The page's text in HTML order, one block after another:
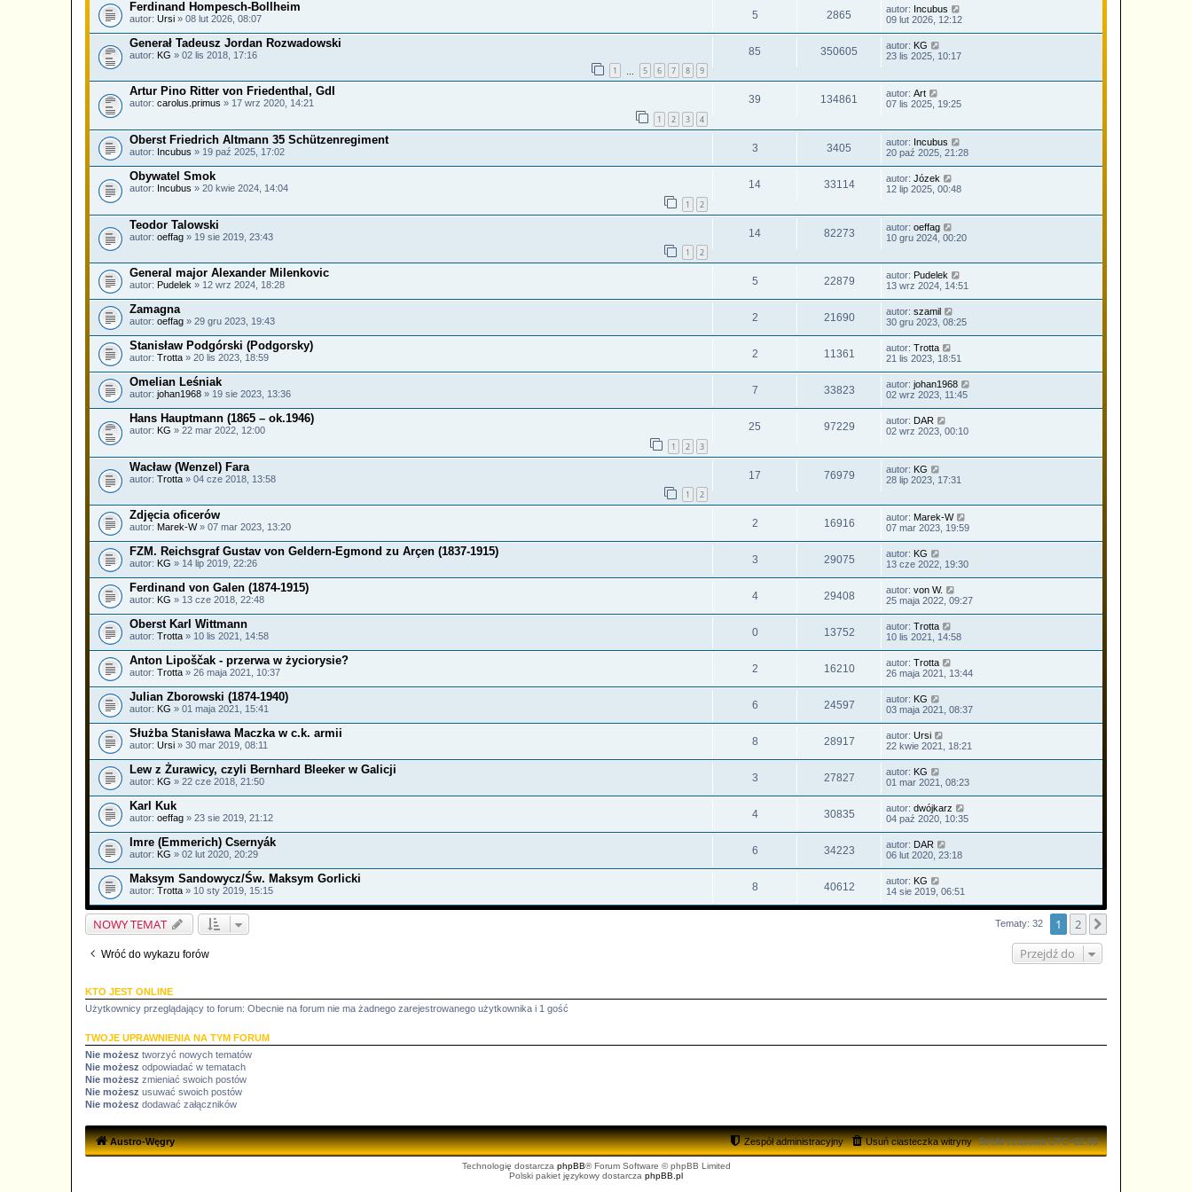
Ferdinand Hompesch-Bollheim
autor: Ursi » 08 lut 2026, 08:07 5 2865 autor: Incubus
09 lut 2026, 12:12
Generał Tadeusz Jordan Rozwadowski
autor: KG » 02 lis 2018, 17:16
1 5 6 7 8 9
85 350605 autor: KG
23 lis 2025, 10:17
Artur Pino Ritter von Friedenthal, GdI
autor: carolus.primus » 17 wrz 2020, 14:21
1 2 3 4
39 134861 autor: Art
07 lis 2025, 19:25
Oberst Friedrich Altmann 35 Schützenregiment
autor: Incubus » 19 paź 2025, 17:02 3 3405 autor: Incubus
20 paź 2025, 21:28
Obywatel Smok
autor: Incubus » 20 kwie 2024, 14:04
1 2
14 33114 autor: Józek
12 lip 2025, 00:48
Teodor Talowski
autor: oeffag » 19 sie 2019, 23:43
1 2
14 82273 autor: oeffag
10 gru 2024, 00:20
General major Alexander Milenkovic
autor: Pudelek » 12 wrz 2024, 18:28 5 22879 autor: Pudelek
13 wrz 2024, 14:51
Zamagna
autor: oeffag » 29 gru 2023, 19:43 2 21690 autor: szamil
30 gru 2023, 08:25
Stanisław Podgórski (Podgorsky)
autor: Trotta » 20 lis 2023, 18:59 2 11361 autor: Trotta
21 lis 2023, 18:51
Omelian Leśniak
autor: johan1968 » 19 sie 2023, 13:36 7 33823 autor: johan1968
02 wrz 2023, 11:45
Hans Hauptmann (1865 – ok.1946)
autor: KG » 22 mar 2022, 12:00
1 2 3
25 97229 autor: DAR
02 wrz 2023, 00:10
Wacław (Wenzel) Fara
autor: Trotta » 04 cze 2018, 13:58
1 2
17 76979 autor: KG
28 lip 2023, 17:31
Zdjęcia oficerów
autor: Marek-W» 07 mar 2023, 13:20 2 16916 autor: Marek-W
07 mar 2023, 19:59
FZM. Reichsgraf Gustav von Geldern-Egmond zu Arçen (1837-1915)
autor: KG » 14 lip 2019, 22:26 3 29075 autor: KG
13 cze 2022, 19:30
Ferdinand von Galen (1874-1915)
autor: KG » 13 cze 2018, 22:48 4 29408 autor: von W.
25 maja 2022, 09:27
Oberst Karl Wittmann
autor: Trotta » 10 lis 2021, 14:58 0 13752 autor: Trotta
10 lis 2021, 14:58
Anton Lipoščak - przerwa w życiorysie?
autor: Trotta » 26 maja 2021, 10:37 2 16210 autor: Trotta
26 maja 2021, 13:44
Julian Zborowski (1874-1940)
autor: KG » 01 maja 2021, 15:41 6 24597 autor: KG
03 maja 2021, 08:37
Służba Stanisława Maczka w c.k. armii
autor: Ursi » 30 mar 2019, 08:11 8 28917 autor: Ursi
22 kwie 2021, 18:21
Lew z Żurawicy, czyli Bernhard Bleeker w Galicji
autor: KG » 22 cze 2018, 21:50 3 27827 autor: KG
01 mar 2021, 08:23
Karl Kuk
autor: oeffag » 23 sie 2019, 21:12 4 30835 autor: dwójkarz
04 paź 2020, 10:35
Imre (Emmerich) Csernyák
autor: KG » 02 lut 2020, 20:29 6 34223 autor: DAR
06 lut 2020, 23:18
Maksym Sandowycz/Św. Maksym Gorlicki
autor: Trotta » 10 sty 2019, 15:15 8 40612 autor: KG
14 sie 2019, 06:51
NOWY TEMAT Tematy: 32 1 2
Wróć do wykazu forów Przejdź do
KTO JEST ONLINE
Użytkownicy przeglądający to forum: Obecnie na forum nie ma żadnego zarejestrowanego użytkownika i 1 gość
TWOJE UPRAWNIENIA NA TYM FORUM
Nie możesz tworzyć nowych tematów
Nie możesz odpowiadać w tematach
Nie możesz zmieniać swoich postów
Nie możesz usuwać swoich postów
Nie możesz dodawać załączników
Austro-Węgry Strefa czasowaUTC+02:00
Usuń ciasteczka witryny
Zespół administracyjny
Technologię dostarcza phpBB® Forum Software © phpBB Limited
Polski pakiet językowy dostarcza phpBB.pl